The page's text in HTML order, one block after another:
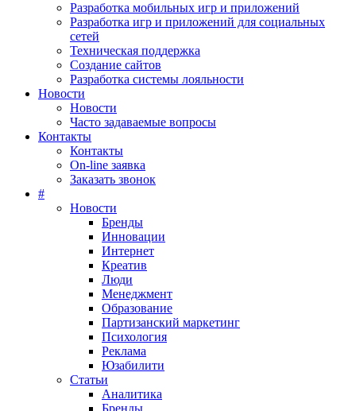
Разработка мобильных игр и приложений
Разработка игр и приложений для социальных
сетей
Техническая поддержка
Создание сайтов
Разработка системы лояльности
Новости
Новости
Часто задаваемые вопросы
Контакты
Контакты
On-line заявка
Заказать звонок
#
Новости
Бренды
Инновации
Интернет
Креатив
Люди
Менеджмент
Образование
Партизанский маркетинг
Психология
Реклама
Юзабилити
Статьи
Аналитика
Бренды